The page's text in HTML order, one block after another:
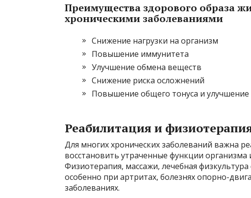
Преимущества здорового образа
хроническими заболеваниями
Снижение нагрузки на организм
Повышение иммунитета
Улучшение обмена веществ
Снижение риска осложнений
Повышение общего тонуса и улучшение
Реабилитация и
Для многих хронических заболеваний важна
восстановить утраченные функции организма
Физиотерапия, массажи, лечебная
особенно при артритах, болезнях опорно-
заболеваниях.